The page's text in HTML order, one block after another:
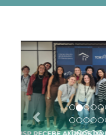
Previous